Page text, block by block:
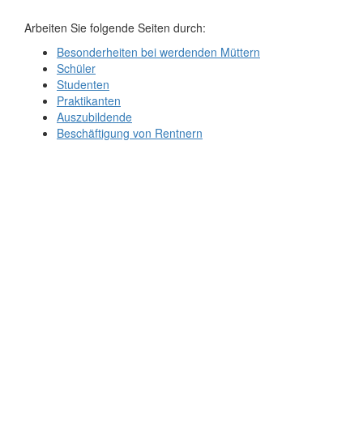
Arbeiten Sie folgende Seiten durch:
Besonderheiten bei werdenden Müttern
Schüler
Studenten
Praktikanten
Auszubildende
Beschäftigung von Rentnern